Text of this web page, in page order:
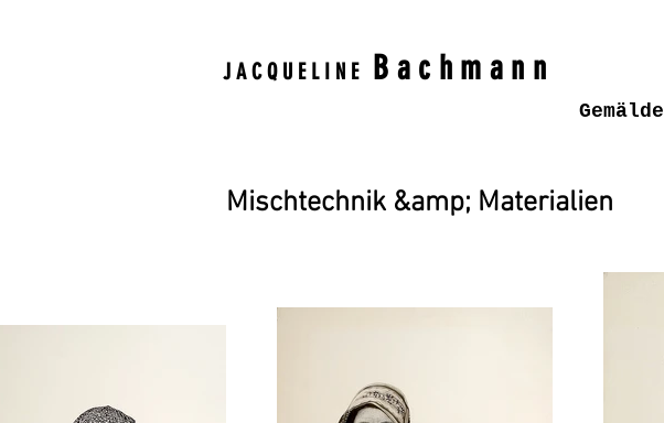
JACQUELINE Bachmann
Gemälde
Mischtechnik &amp; Materialien